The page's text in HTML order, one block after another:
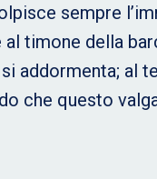
sempre
timone della
addormenta; al
che questo